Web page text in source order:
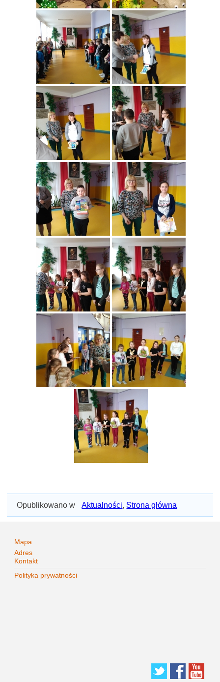
Opublikowano w Aktualności, Strona główna
Mapa
Adres
Kontakt
Polityka prywatności